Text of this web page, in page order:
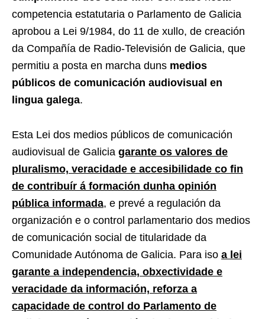
competencia estatutaria o Parlamento de Galicia
aprobou a Lei 9/1984, do 11 de xullo, de creación
da Compañía de Radio-Televisión de Galicia, que
permitiu a posta en marcha duns medios
públicos de comunicación audiovisual en
lingua galega.
Esta Lei dos medios públicos de comunicación
audiovisual de Galicia garante os valores de
pluralismo, veracidade e accesibilidade co fin
de contribuír á formación dunha opinión
pública informada, e prevé a regulación da
organización e o control parlamentario dos medios
de comunicación social de titularidade da
Comunidade Autónoma de Galicia. Para iso a lei
garante a independencia, obxectividade e
veracidade da información, reforza a
capacidade de control do Parlamento de